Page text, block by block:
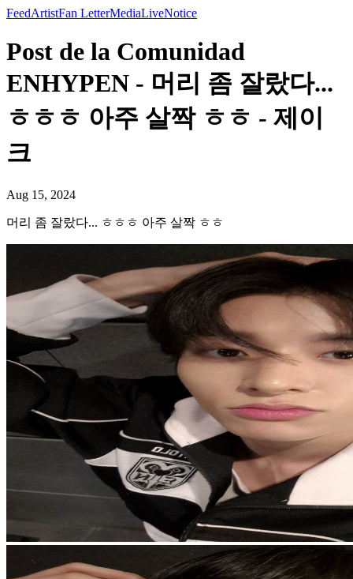
FeedArtistFan LetterMediaLiveNotice
Post de la Comunidad
ENHYPEN - 머리 좀 잘랐다...
ㅎㅎㅎ 아주 살짝 ㅎㅎ - 제이
크
Aug 15, 2024
머리 좀 잘랐다... ㅎㅎㅎ 아주 살짝 ㅎㅎ